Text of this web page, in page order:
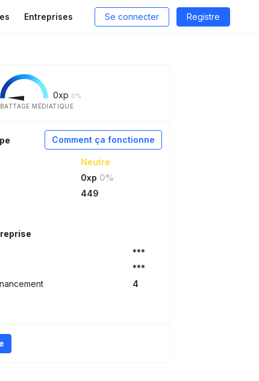
Entreprises Se connecter Registre
0xp 0%
BATTAGE MÉDIATIQUE
Comment ça fonctionne
Neutre
0xp 0%
449
***
***
4